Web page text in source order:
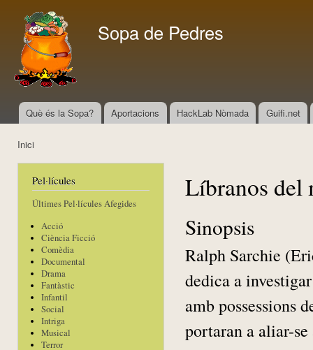
Sopa de Pedres
Menú principal
Què és la Sopa? Aportacions HackLab Nòmada Guifi.net
Inici
Pel·lícules
Últimes Pel·lícules Afegides
Acció
Ciència Ficció
Comèdia
Documental
Drama
Fantàstic
Infantil
Social
Intriga
Musical
Terror
Líbranos del
Sinopsis
Ralph Sarchie
dedica a
amb possessions
portaran a aliar-